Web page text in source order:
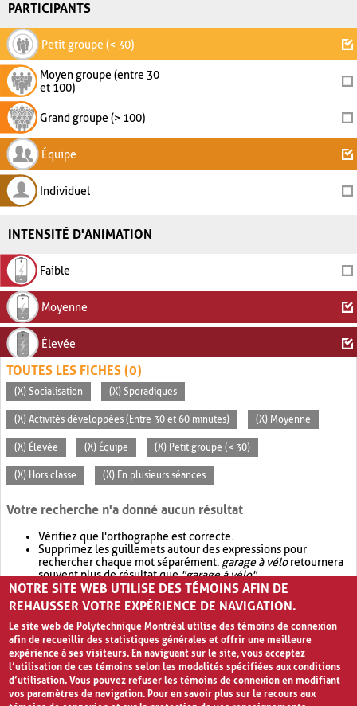
PARTICIPANTS
Petit groupe (< 30)
Moyen groupe (entre 30
et 100)
Grand groupe (> 100)
Équipe
Individuel
INTENSITÉ D'ANIMATION
Faible
Moyenne
Élevée
TOUTES LES FICHES (0)
(X) Socialisation (X) Sporadiques
(X) Activités développées (Entre 30 et 60 minutes) (X) Moyenne
(X) Élevée (X) Équipe (X) Petit groupe (< 30)
(X) Hors classe (X) En plusieurs séances
Votre recherche n'a donné aucun résultat
Vérifiez que l'orthographe est correcte.
Supprimez les guillemets autour des expressions pour
rechercher chaque mot séparément. garage à véloretournera
souvent plus de résultat que"garage à vélo".
Envisagez d'élargir votre recherche avec OR.garage OR vélo
retournera souvent plus de résultat quegarage à vélo
NOTRE SITE WEB UTILISE DES TÉMOINS AFIN DE
REHAUSSER VOTRE EXPÉRIENCE DE NAVIGATION.
Le site web de Polytechnique Montréal utilise des témoins de connexion
afin de recueillir des statistiques générales et offrir une meilleure
expérience à ses visiteurs. En naviguant sur le site, vous acceptez
l’utilisation de ces témoins selon les modalités spécifiées aux conditions
d’utilisation. Vous pouvez refuser les témoins de connexion en modifiant
vos paramètres de navigation. Pour en savoir plus sur le recours aux